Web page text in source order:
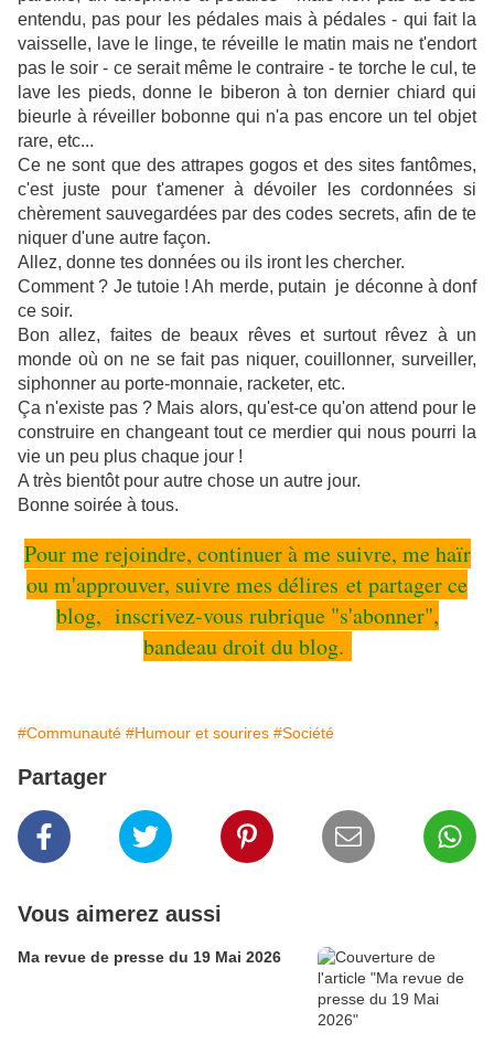
entendu, pas pour les pédales mais à pédales - qui fait la
vaisselle, lave le linge, te réveille le matin mais ne t'endort
pas le soir - ce serait même le contraire - te torche le cul, te
lave les pieds, donne le biberon à ton dernier chiard qui
bieurle à réveiller bobonne qui n'a pas encore un tel objet
rare, etc...
Ce ne sont que des attrapes gogos et des sites fantômes,
c'est juste pour t'amener à dévoiler les cordonnées si
chèrement sauvegardées par des codes secrets, afin de te
niquer d'une autre façon.
Allez, donne tes données ou ils iront les chercher.
Comment ? Je tutoie ! Ah merde, putain je déconne à donf
ce soir.
Bon allez, faites de beaux rêves et surtout rêvez à un
monde où on ne se fait pas niquer, couillonner, surveiller,
siphonner au porte-monnaie, racketer, etc.
Ça n'existe pas ? Mais alors, qu'est-ce qu'on attend pour le
construire en changeant tout ce merdier qui nous pourri la
vie un peu plus chaque jour !
A très bientôt pour autre chose un autre jour.
Bonne soirée à tous.
Pour me rejoindre, continuer à me suivre, me haïr
ou m'approuver, suivre mes délires et partager ce
blog, inscrivez-vous rubrique "s'abonner",
bandeau droit du blog.
#Communauté #Humour et sourires #Société
Partager
Vous aimerez aussi
Ma revue de presse du 19 Mai 2026